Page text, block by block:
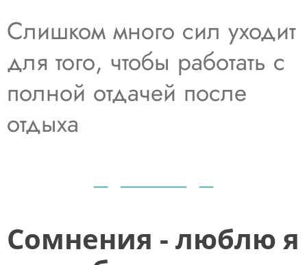
Слишком много сил уходит
для того, чтобы работать с
полной отдачей после
отдыха
Сомнения - люблю я